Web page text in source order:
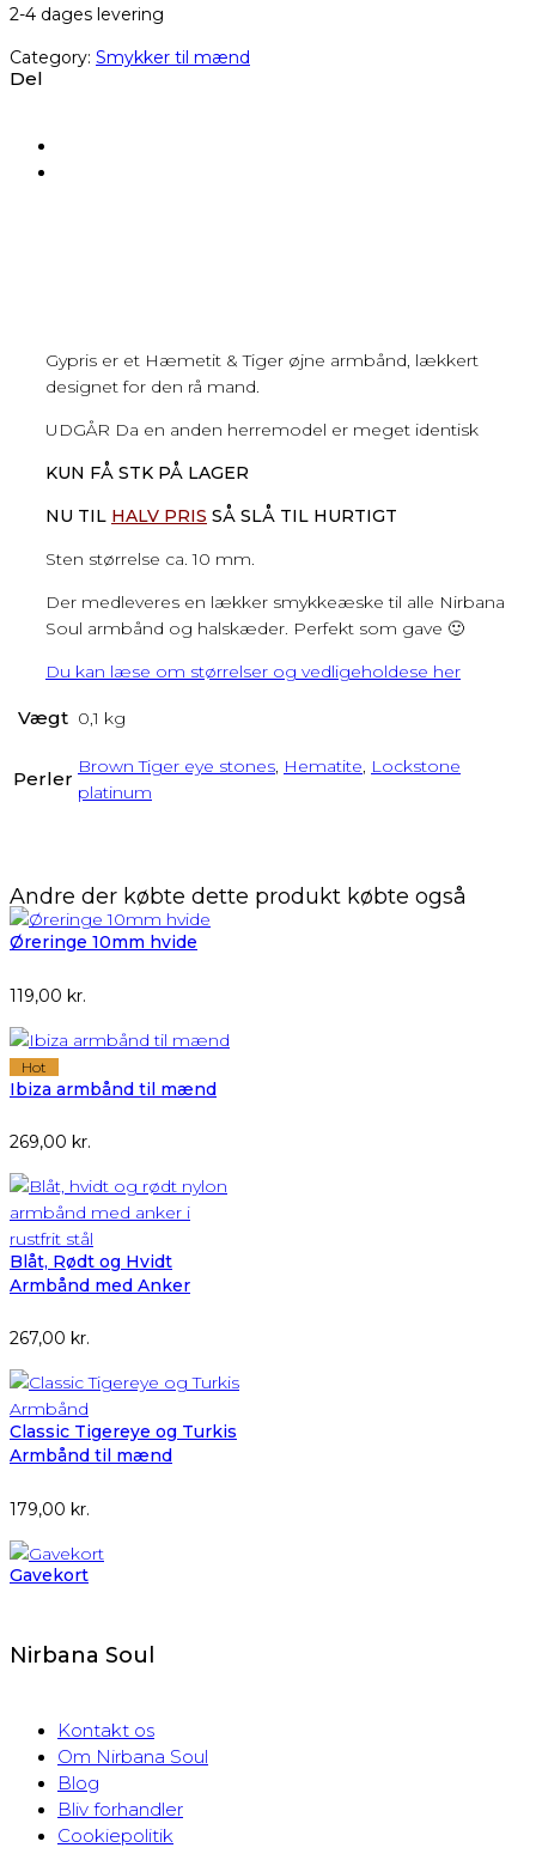
2-4 dages levering
Category: Smykker til mænd
Del
Gypris er et Hæmetit & Tiger øjne armbånd, lækkert
designet for den rå mand.
UDGÅR Da en anden herremodel er meget identisk
KUN FÅ STK PÅ LAGER
NU TIL HALV PRIS SÅ SLÅ TIL HURTIGT
Sten størrelse ca. 10 mm.
Der medleveres en lækker smykkeæske til alle Nirbana
Soul armbånd og halskæder. Perfekt som gave 🙂
Du kan læse om størrelser og vedligeholdese her
Vægt 0,1 kg
Perler
Brown Tiger eye stones, Hematite, Lockstone
platinum
Andre der købte dette produkt købte også
Øreringe 10mm hvide
119,00 kr.
Hot
Ibiza armbånd til mænd
269,00 kr.
Blåt, Rødt og Hvidt
Armbånd med Anker
267,00 kr.
Classic Tigereye og Turkis
Armbånd til mænd
179,00 kr.
Gavekort
Nirbana Soul
Kontakt os
Om Nirbana Soul
Blog
Bliv forhandler
Cookiepolitik